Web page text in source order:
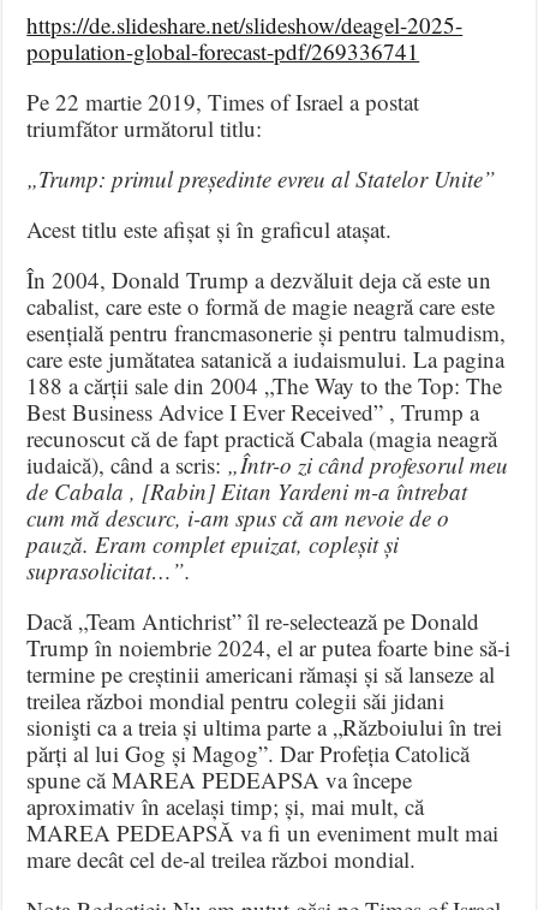
https://de.slideshare.net/slideshow/deagel-2025-
population-global-forecast-pdf/269336741
Pe 22 martie 2019, Times of Israel a postat
triumfător următorul titlu:
„Trump: primul președinte evreu al Statelor Unite”
Acest titlu este afișat și în graficul atașat.
În 2004, Donald Trump a dezvăluit deja că este un
cabalist, care este o formă de magie neagră care este
esențială pentru francmasonerie și pentru talmudism,
care este jumătatea satanică a iudaismului. La pagina
188 a cărții sale din 2004 „The Way to the Top: The
Best Business Advice I Ever Received” , Trump a
recunoscut că de fapt practică Cabala (magia neagră
iudaică), când a scris: „Într-o zi când profesorul meu
de Cabala , [Rabin] Eitan Yardeni m-a întrebat
cum mă descurc, i-am spus că am nevoie de o
pauză. Eram complet epuizat, copleșit și
suprasolicitat…”.
Dacă „Team Antichrist” îl re-selectează pe Donald
Trump în noiembrie 2024, el ar putea foarte bine să-i
termine pe creștinii americani rămași și să lanseze al
treilea război mondial pentru colegii săi jidani
sionişti ca a treia și ultima parte a „Războiului în trei
părți al lui Gog și Magog”. Dar Profeția Catolică
spune că MAREA PEDEAPSA va începe
aproximativ în același timp; și, mai mult, că
MAREA PEDEAPSĂ va fi un eveniment mult mai
mare decât cel de-al treilea război mondial.